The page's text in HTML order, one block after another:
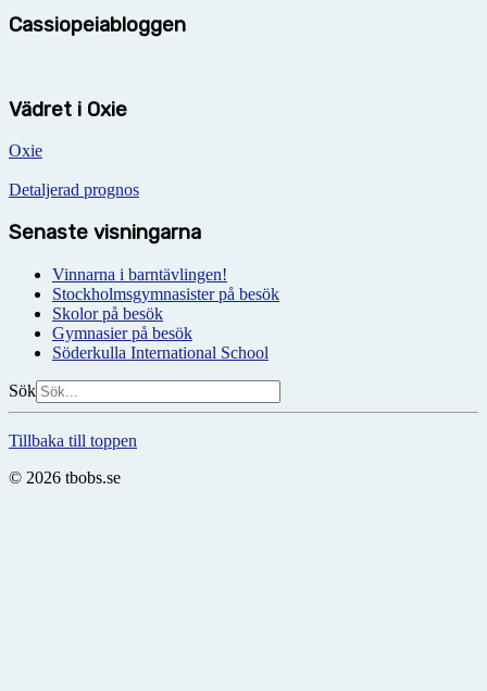
Cassiopeiabloggen
Vädret i Oxie
Oxie
Detaljerad prognos
Senaste visningarna
Vinnarna i barntävlingen!
Stockholmsgymnasister på besök
Skolor på besök
Gymnasier på besök
Söderkulla International School
Sök
Tillbaka till toppen
© 2026 tbobs.se